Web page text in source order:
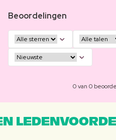
Beoordelingen
0 van 0